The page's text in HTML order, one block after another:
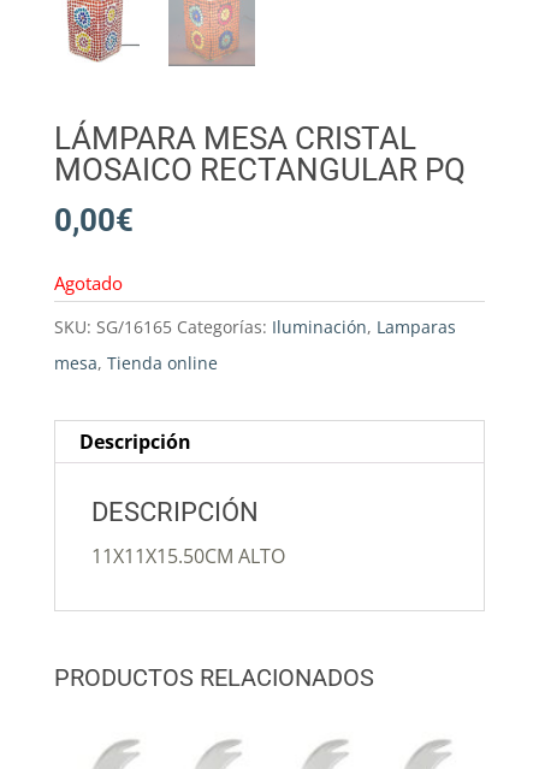
LÁMPARA MESA CRISTAL
MOSAICO RECTANGULAR PQ
0,00€
Agotado
SKU: SG/16165 Categorías: Iluminación, Lamparas
mesa, Tienda online
Descripción
DESCRIPCIÓN
11X11X15.50CM ALTO
PRODUCTOS RELACIONADOS